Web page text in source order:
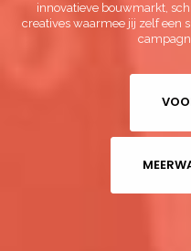
innovatieve bouwmarkt,
creatives waarmee jij zelf een